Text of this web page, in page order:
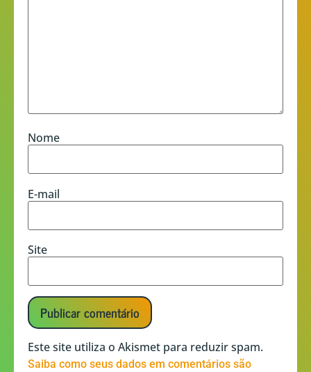
Nome
E-mail
Site
Este site utiliza o Akismet para reduzir spam.
Saiba como seus dados em comentários são